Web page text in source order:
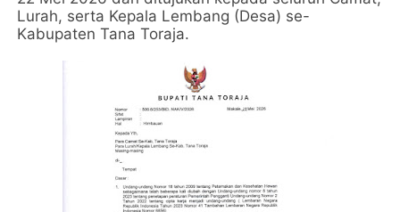
Lurah, serta Kepala Lembang (Desa) se-
Kabupaten Tana Toraja.